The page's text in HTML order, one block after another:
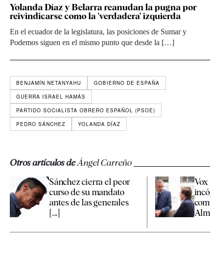
Yolanda Díaz y Belarra reanudan la pugna por
reivindicarse como la 'verdadera' izquierda
En el ecuador de la legislatura, las posiciones de Sumar y
Podemos siguen en el mismo punto que desde la […]
BENJAMÍN NETANYAHU
GOBIERNO DE ESPAÑA
GUERRA ISRAEL HAMÁS
PARTIDO SOCIALISTA OBRERO ESPAÑOL (PSOE)
PEDRO SÁNCHEZ
YOLANDA DÍAZ
Otros artículos deÁngel Carreño
Sánchez cierra el peor
curso de su mandato
antes de las generales
[...]
Vox